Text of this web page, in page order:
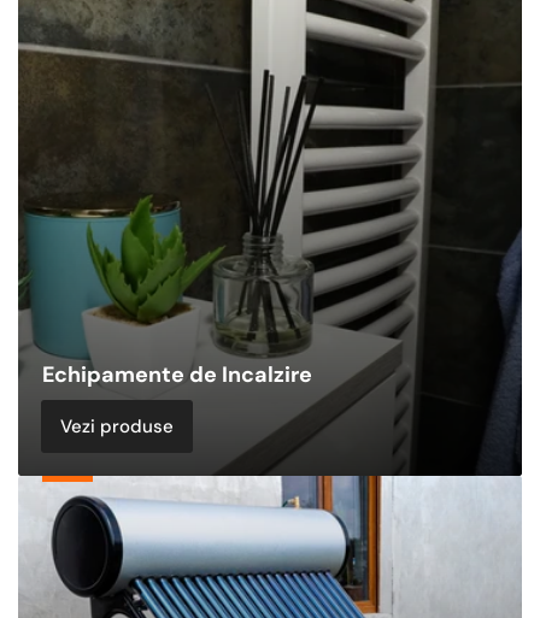
de
Incalzire
Echipamente de Incalzire
Vezi produse
Panouri
Solare